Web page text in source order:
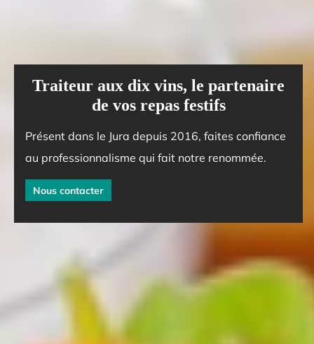
Traiteur aux dix vins, le partenaire
de vos repas festifs
Présent dans le Jura depuis 2016, faites confiance
au professionnalisme qui fait notre renommée.
Nous contacter